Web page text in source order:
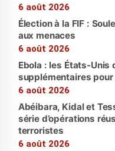
6 août 2026
Élection à la FIF :
aux menaces
6 août 2026
Ebola : les États-Unis
supplémentaires pour
6 août 2026
Abéibara, Kidal et
série d’opérations
terroristes
6 août 2026